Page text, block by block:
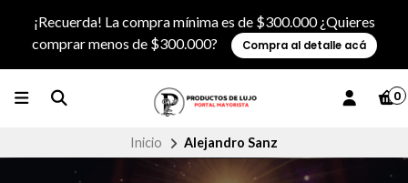
¡Recuerda! La compra mínima es de $300.000 ¿Quieres
comprar menos de $300.000?
Compra al detalle acá
0
Inicio Alejandro Sanz